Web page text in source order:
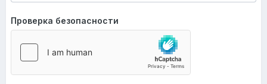
Проверка безопасности